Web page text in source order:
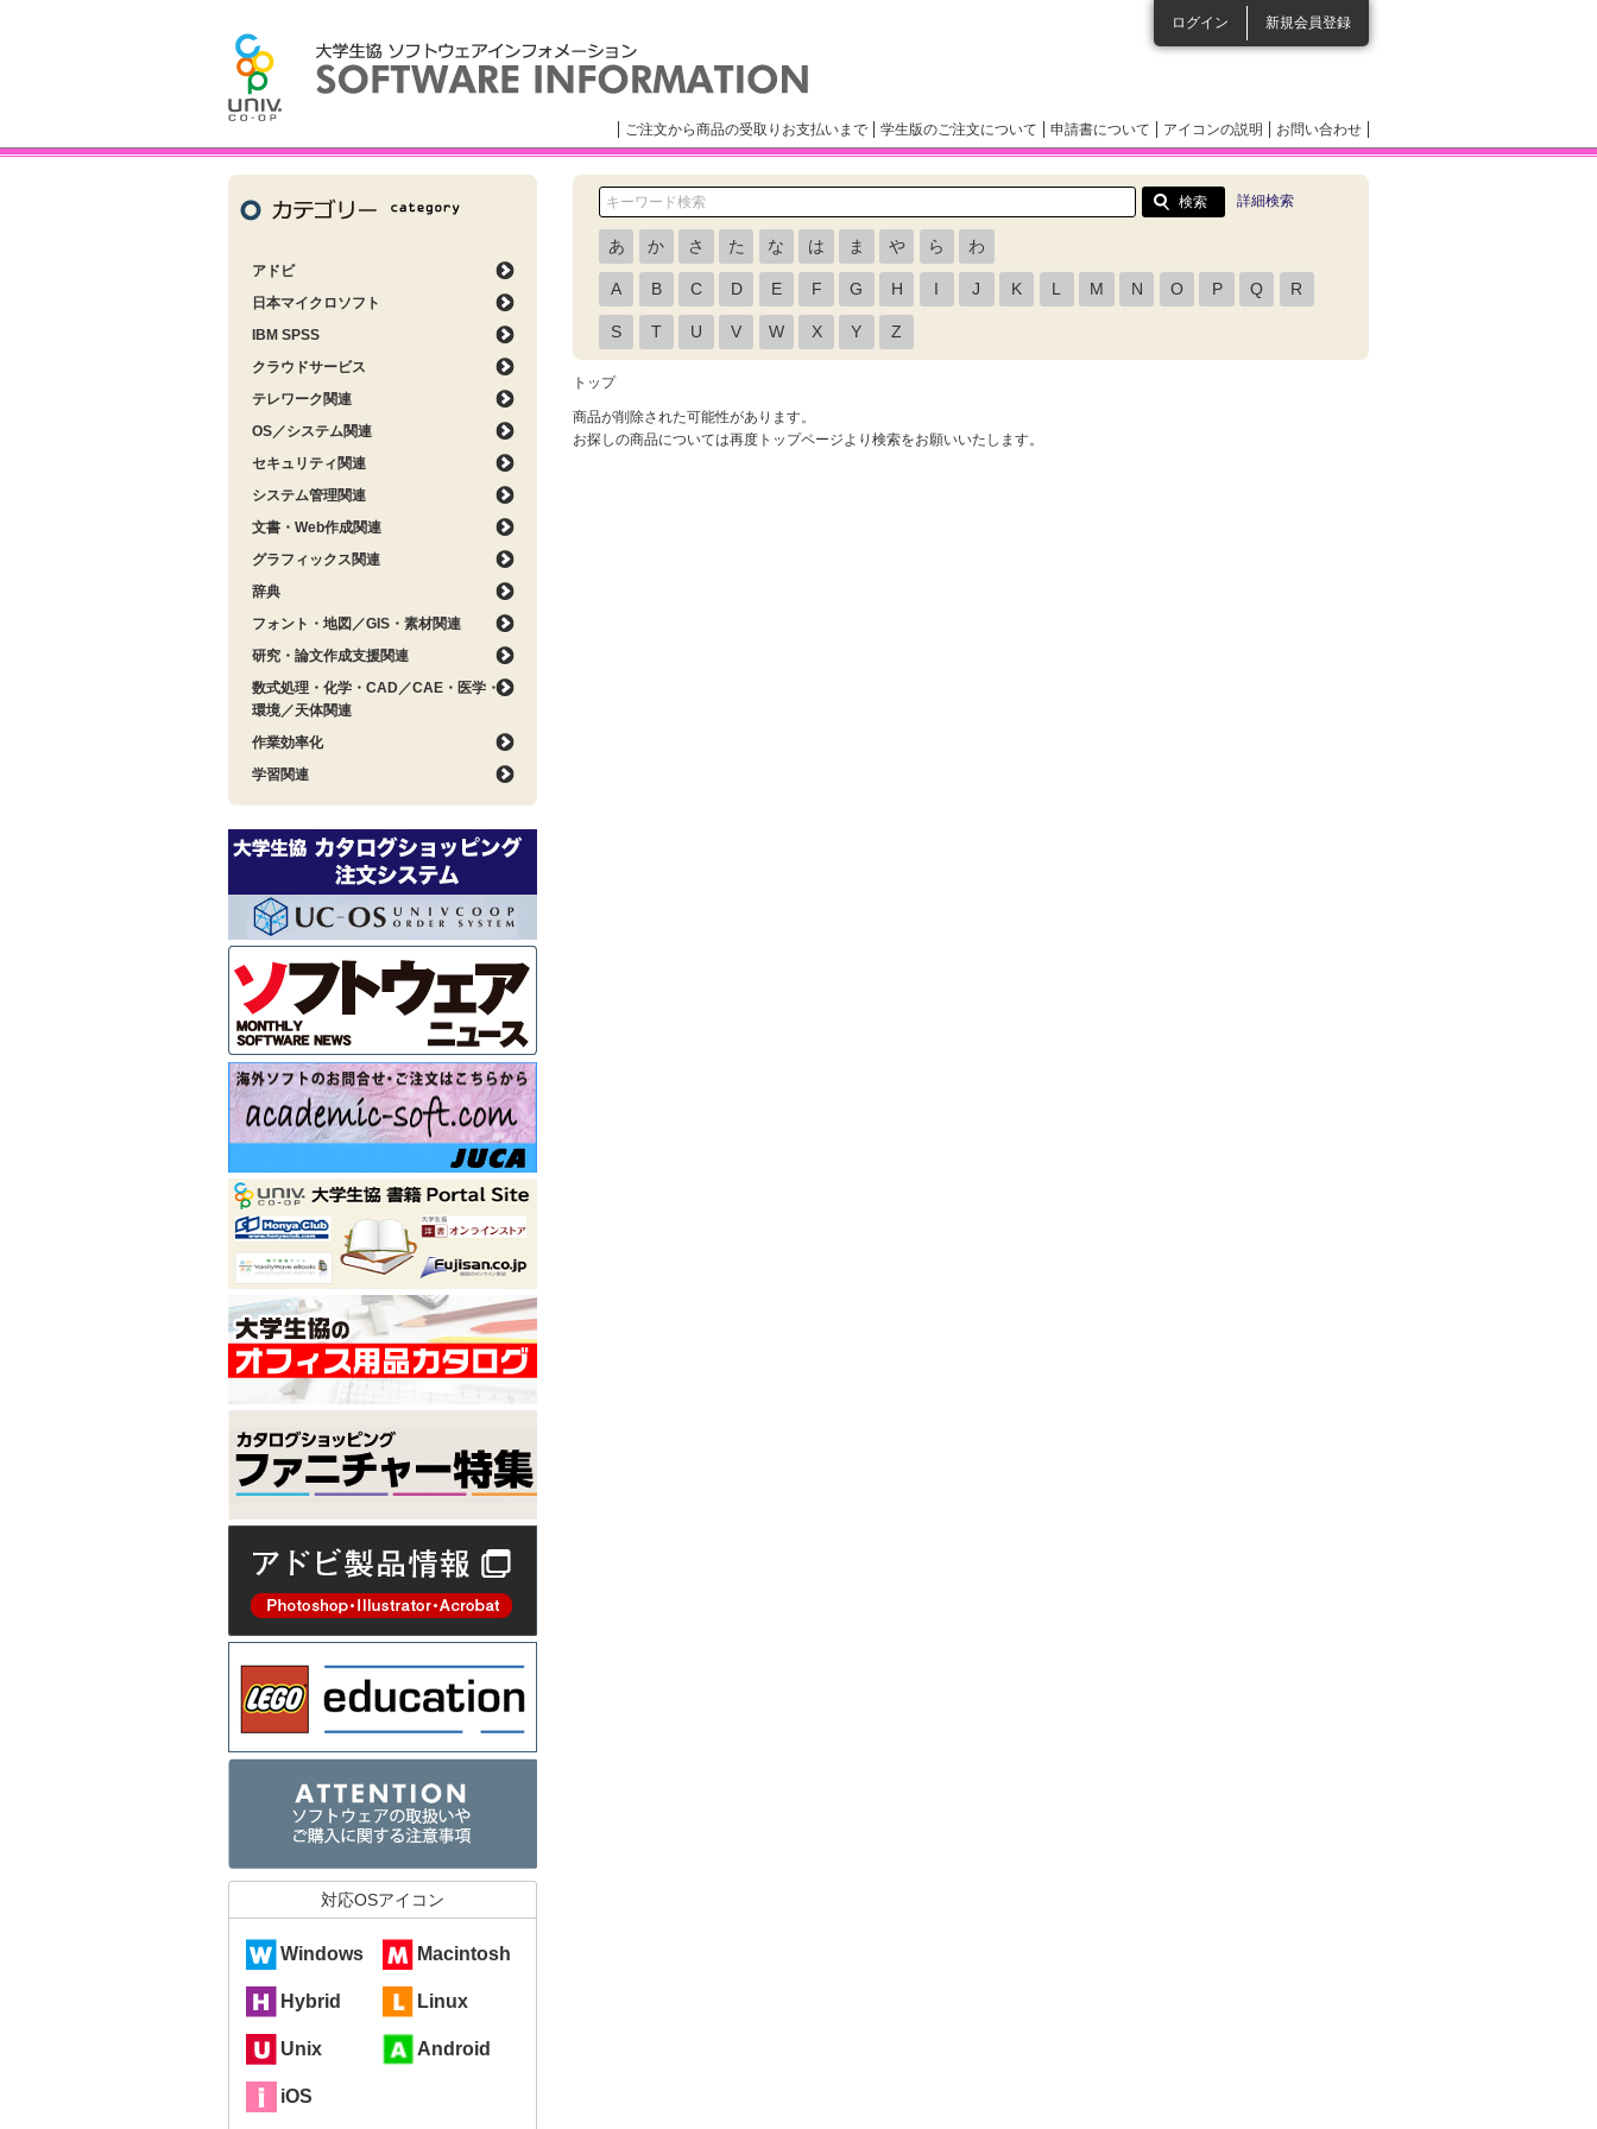
ログイン 新規会員登録
ご注文から商品の受取りお支払いまで 学生版のご注文について 申請書について アイコンの説明 お問い合わせ
詳細検索
あ か さ た な は ま や ら わ
A B C D E F G H I J K L M N O P Q R
S T U V W X Y Z
トップ
商品が削除された可能性があります。
お探しの商品については再度トップページより検索をお願いいたします。
アドビ
日本マイクロソフト
IBM SPSS
クラウドサービス
テレワーク関連
OS／システム関連
セキュリティ関連
システム管理関連
文書・Web作成関連
グラフィックス関連
辞典
フォント・地図／GIS・素材関連
研究・論文作成支援関連
数式処理・化学・CAD／CAE・医学・
環境／天体関連
作業効率化
学習関連
対応OSアイコン
Windows Macintosh
Hybrid Linux
Unix Android
iOS